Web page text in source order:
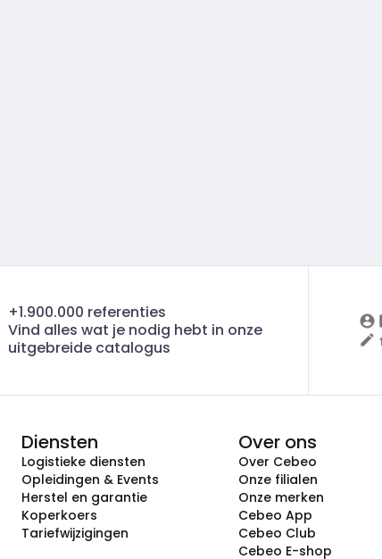
+1.900.000 referenties
Vind alles wat je nodig hebt in onze
uitgebreide catalogus
Diensten
Logistieke diensten
Opleidingen & Events
Herstel en garantie
Koperkoers
Tariefwijzigingen
Over ons
Over Cebeo
Onze filialen
Onze merken
Cebeo App
Cebeo Club
Cebeo E-shop